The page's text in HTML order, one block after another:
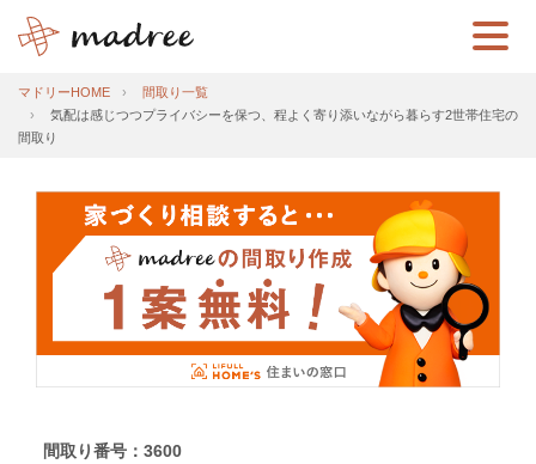
マドリーHOME
間取り一覧
気配は感じつつプライバシーを保つ、程よく寄り添いながら暮らす2世帯住宅の
間取り
間取り番号：3600